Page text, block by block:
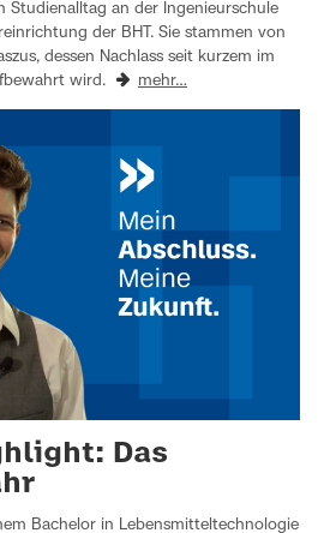
Studienalltag an der Ingenieurschule
der BHT. Sie stammen von
dessen Nachlass seit kurzem im
wird.
mehr…
Das
Bachelor in Lebensmitteltechnologie